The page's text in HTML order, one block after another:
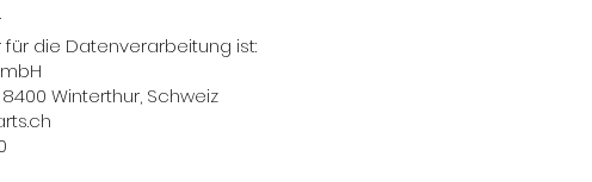
die Datenverarbeitung ist:
Winterthur, Schweiz